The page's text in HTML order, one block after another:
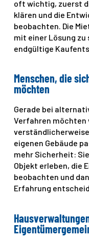
oft wichtig, zuerst
klären und die
beobachten. Die
mit einer Lösung
endgültige
Menschen, die
möchten
Gerade bei
Verfahren möchten
eigenen Gebäude
mehr Sicherheit: Sie
Objekt erleben, die
beobachten und
Erfahrung